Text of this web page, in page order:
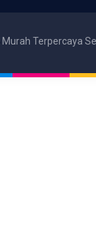
Terpercaya